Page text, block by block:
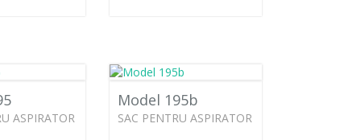
ASPIRATOR
Model 195b
SAC PENTRU ASPIRATOR